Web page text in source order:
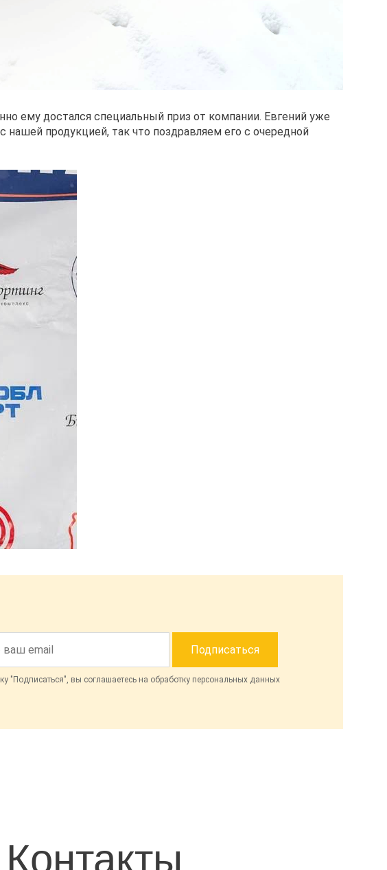
ему достался специальный приз от компании. Евгений уже
продукцией, так что поздравляем его с очередной
"Подписаться", вы соглашаетесь на обработку персональных данных
Контакты